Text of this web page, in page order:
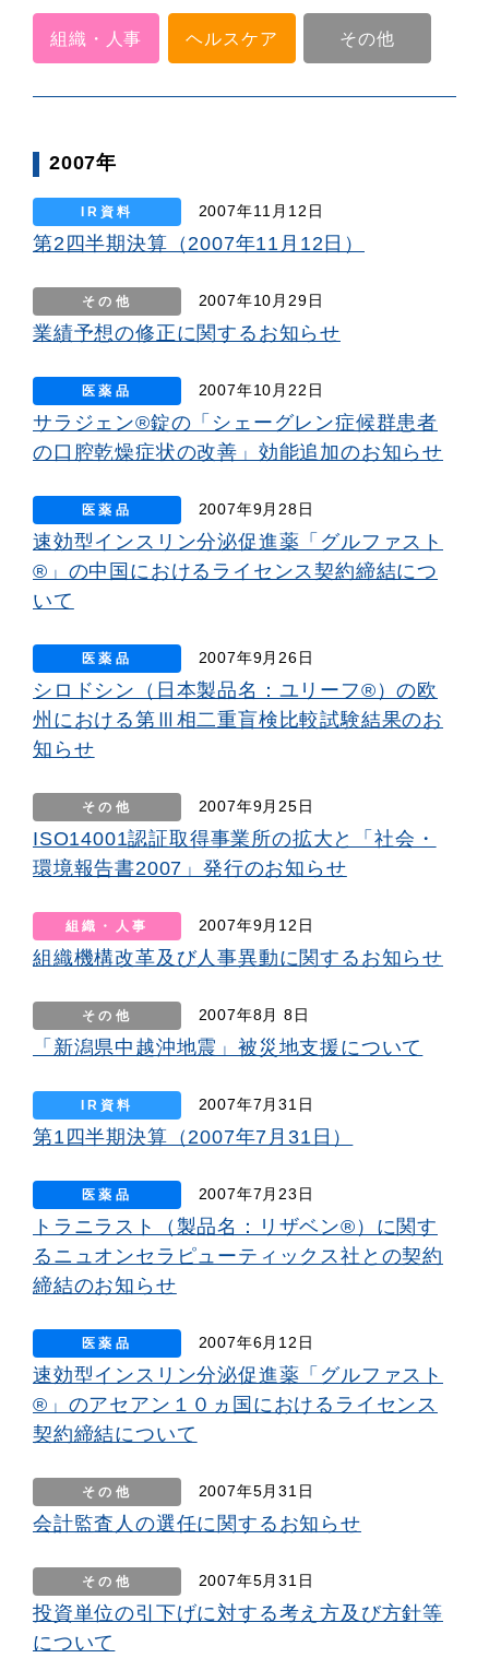
組織・人事 ヘルスケア その他
2007年
IR資料 2007年11月12日
第2四半期決算（2007年11月12日）
その他 2007年10月29日
業績予想の修正に関するお知らせ
医薬品 2007年10月22日
サラジェン®錠の「シェーグレン症候群患者
の口腔乾燥症状の改善」効能追加のお知らせ
医薬品 2007年9月28日
速効型インスリン分泌促進薬「グルファスト
®」の中国におけるライセンス契約締結につ
いて
医薬品 2007年9月26日
シロドシン（日本製品名：ユリーフ®）の欧
州における第Ⅲ相二重盲検比較試験結果のお
知らせ
その他 2007年9月25日
ISO14001認証取得事業所の拡大と「社会・
環境報告書2007」発行のお知らせ
組織・人事 2007年9月12日
組織機構改革及び人事異動に関するお知らせ
その他 2007年8月 8日
「新潟県中越沖地震」被災地支援について
IR資料 2007年7月31日
第1四半期決算（2007年7月31日）
医薬品 2007年7月23日
トラニラスト（製品名：リザベン®）に関す
るニュオンセラピューティックス社との契約
締結のお知らせ
医薬品 2007年6月12日
速効型インスリン分泌促進薬「グルファスト
®」のアセアン１０ヵ国におけるライセンス
契約締結について
その他 2007年5月31日
会計監査人の選任に関するお知らせ
その他 2007年5月31日
投資単位の引下げに対する考え方及び方針等
について